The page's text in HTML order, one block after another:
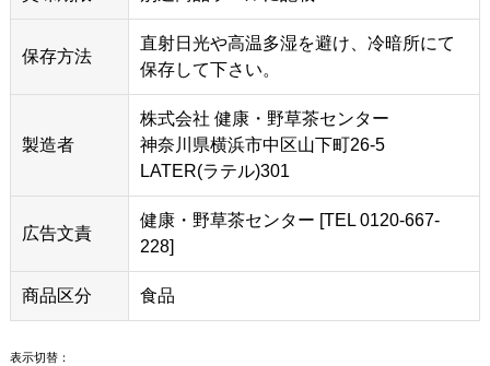
保存方法
直射日光や高温多湿を避け、冷暗所にて
保存して下さい。
製造者
株式会社 健康・野草茶センター
神奈川県横浜市中区山下町26-5
LATER(ラテル)301
広告文責
健康・野草茶センター [TEL 0120-667-
228]
商品区分 食品
表示切替：